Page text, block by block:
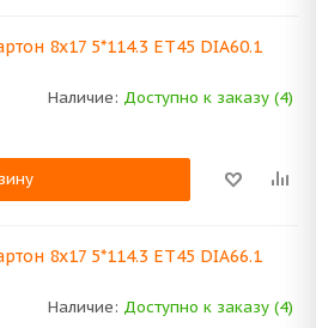
8x17 5*114.3 ET45 DIA60.1
Наличие: Доступно к заказу (4)
8x17 5*114.3 ET45 DIA66.1
Наличие: Доступно к заказу (4)